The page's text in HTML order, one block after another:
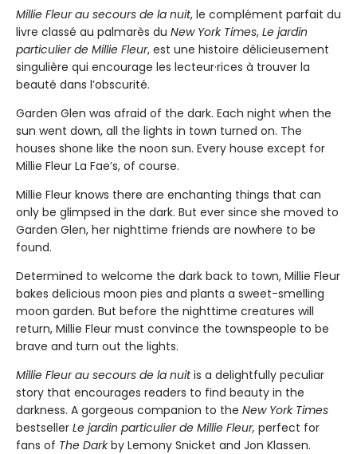
Millie Fleur au secours de la nuit, le complément parfait du
livre classé au palmarès du New York Times, Le jardin
particulier de Millie Fleur, est une histoire délicieusement
singulière qui encourage les lecteur·rices à trouver la
beauté dans l’obscurité.
Garden Glen was afraid of the dark. Each night when the
sun went down, all the lights in town turned on. The
houses shone like the noon sun. Every house except for
Millie Fleur La Fae’s, of course.
Millie Fleur knows there are enchanting things that can
only be glimpsed in the dark. But ever since she moved to
Garden Glen, her nighttime friends are nowhere to be
found.
Determined to welcome the dark back to town, Millie Fleur
bakes delicious moon pies and plants a sweet-smelling
moon garden. But before the nighttime creatures will
return, Millie Fleur must convince the townspeople to be
brave and turn out the lights.
Millie Fleur au secours de la nuitis a delightfully peculiar
story that encourages readers to find beauty in the
darkness. A gorgeous companion to the New York Times
bestseller Le jardin particulier de Millie Fleur, perfect for
fans of The Darkby Lemony Snicket and Jon Klassen.